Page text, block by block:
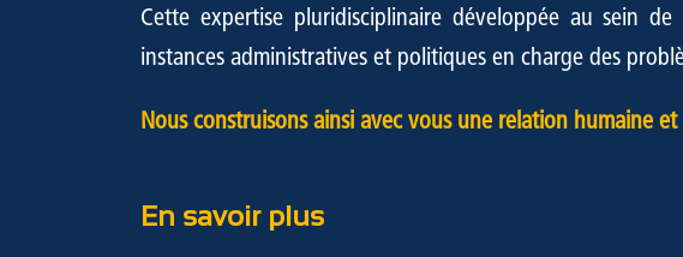
Cette expertise pluridisciplinaire développée au sein
instances administratives et politiques en charge des
Nous construisons ainsi avec vous une relation humaine
En savoir plus